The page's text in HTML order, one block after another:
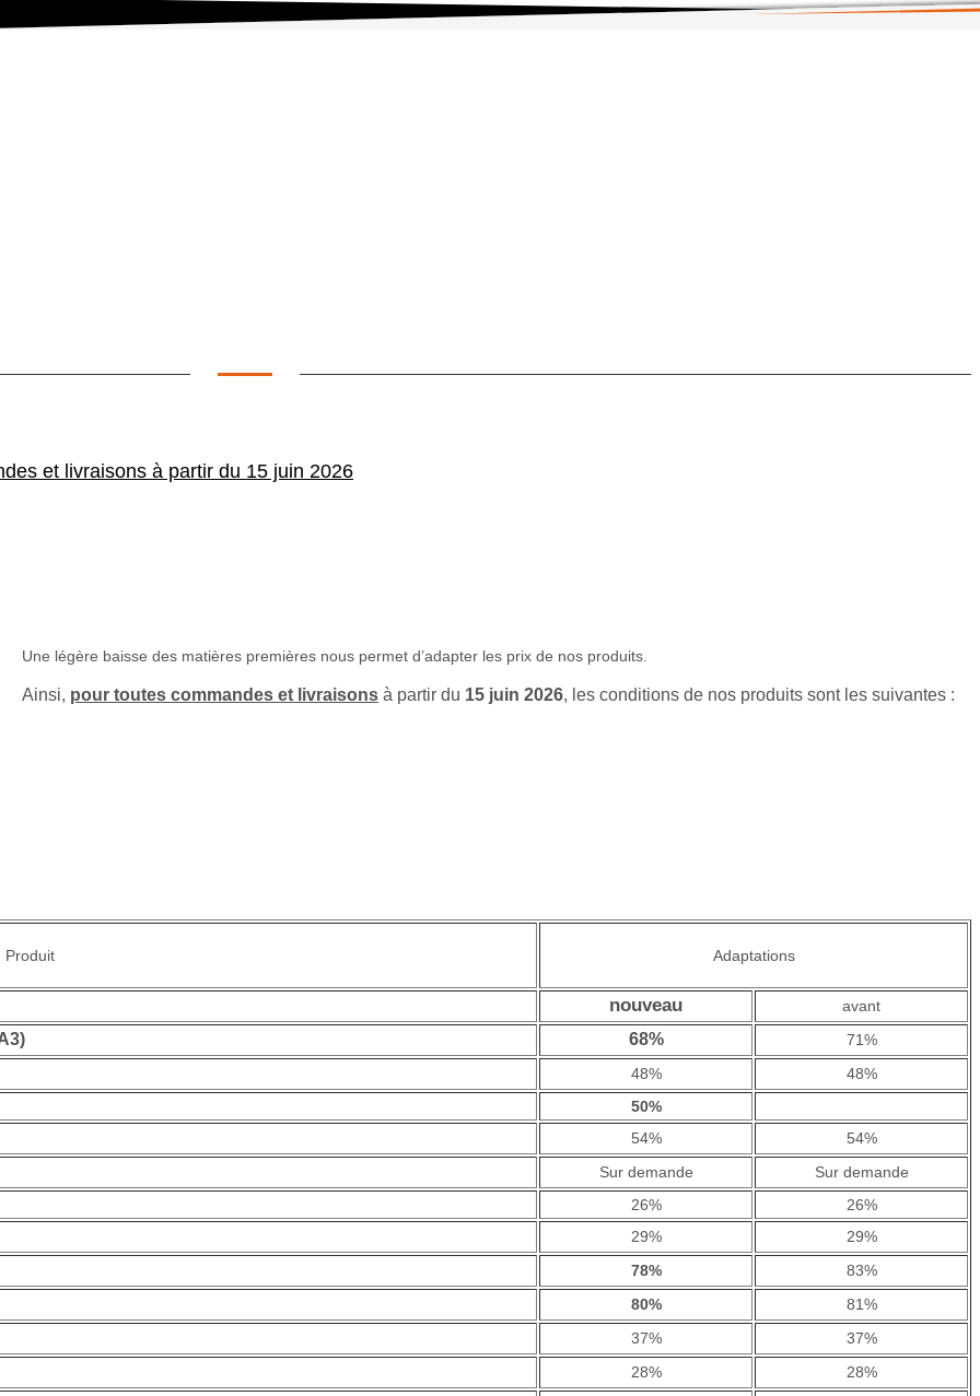
et livraisons à partir du 15 juin 2026
Une légère baisse des matières premières nous permet d’adapter les prix de nos produits.
Ainsi, pour toutes commandes et livraisons à partir du 15 juin 2026, les conditions de nos produits sont les suivantes :
Produit Adaptations
nouveau avant
68%
71%
48%
48%
50%
54%
54%
Sur demande
Sur demande
26%
26%
29%
29%
78%
83%
80%
81%
37%
37%
28%
28%